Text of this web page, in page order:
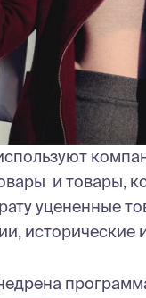
и товары,
уцененные
исторические